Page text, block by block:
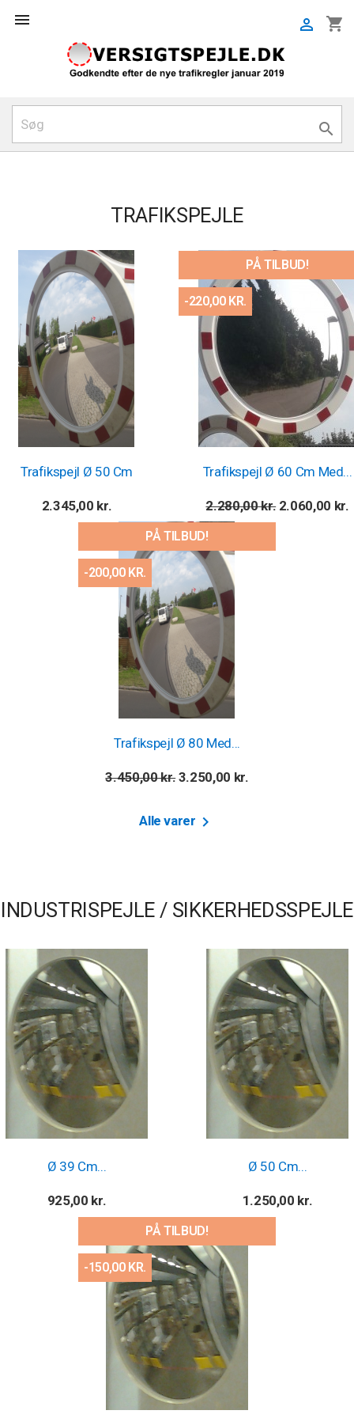
 shopping_cart


TRAFIKSPEJLE
Trafikspejl Ø 50 Cm
Pris
2.345,00 kr.
Trafikspejl Ø 60 Cm Med...
Normalpris
2.280,00 kr. Pris
2.060,00 kr.
PÅ TILBUD!
-220,00 KR.
Trafikspejl Ø 80 Med...
Normalpris
3.450,00 kr.Pris
3.250,00 kr.
PÅ TILBUD!
-200,00 KR.
Alle varer 
INDUSTRISPEJLE / SIKKERHEDSSPEJLE
Ø 39 Cm...
Pris
925,00 kr.
Ø 50 Cm...
Pris
1.250,00 kr.
PÅ TILBUD!
-150,00 KR.